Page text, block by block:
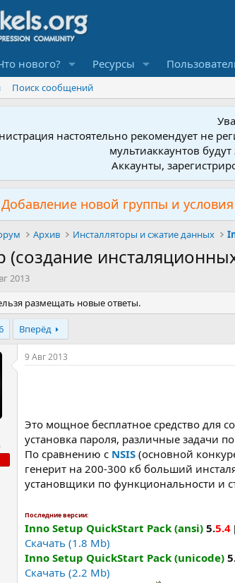
нового? Ресурсы
Поиск сообщений
настоятельно рекомендует не
мультиаккаунтов
Аккаунты,
Добавление новой группы и
Архив Инсталляторы и сжатие данных
(создание
2013
размещать новые ответы.
Вперёд
9 Авг 2013
Это мощное бесплатное средство для
установка пароля, различные задачи
По сравнению с NSIS (основной
генерит на 200-300 кб больший
установщики по функциональности и
Последние версии:
Inno Setup QuickStart Pack (ansi) 5.5.4
Скачать (1.8 Mb)
Inno Setup QuickStart Pack (unicode)
Скачать (2.2 Mb)